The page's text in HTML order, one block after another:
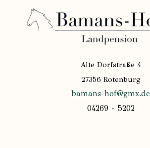
Alte Dorfstraße 4
27356 Rotenburg
bamans-hof@gmx.de
04269 - 5202